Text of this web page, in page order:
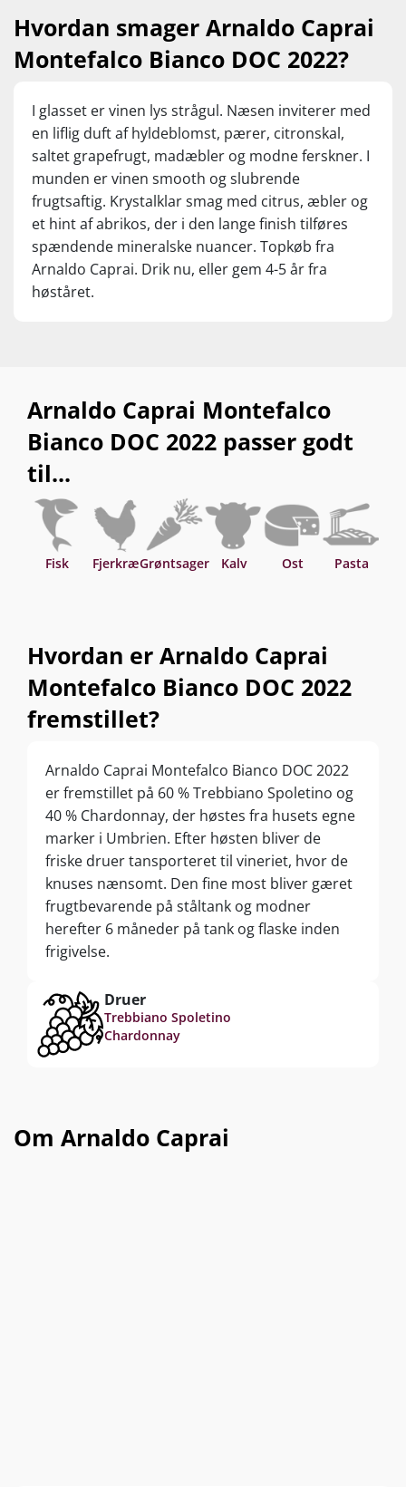
samtidig med en frisk smag af grønne æbler,
lemon og syltet citron, en vis kalket
mineralitet, lidt hvid peber samt sødme. Man
balance mellem friskhed, fedme samt fyldig
sødme og smager bare rigtigt godt. 92 point.
Forhandles afSupervin, hvor en flaske koster
149,95 kr., mens prisen er 109,95 kr. ved køb
af 6 flasker.
Hvordan smager Arnaldo Caprai
Montefalco Bianco DOC 2022?
I glasset er vinen lys strågul. Næsen inviterer med
en liflig duft af hyldeblomst, pærer, citronskal,
saltet grapefrugt, madæbler og modne ferskner. I
munden er vinen smooth og slubrende
frugtsaftig. Krystalklar smag med citrus, æbler og
et hint af abrikos, der i den lange finish tilføres
spændende mineralske nuancer. Topkøb fra
Arnaldo Caprai. Drik nu, eller gem 4-5 år fra
høståret.
Arnaldo Caprai Montefalco
Bianco DOC 2022 passer godt
til...
Fisk FjerkræGrøntsager Kalv Ost Pasta
Hvordan er Arnaldo Caprai
Montefalco Bianco DOC 2022
fremstillet?
Arnaldo Caprai Montefalco Bianco DOC 2022
er fremstillet på 60 % Trebbiano Spoletino og
40 % Chardonnay, der høstes fra husets egne
marker i Umbrien. Efter høsten bliver de
friske druer tansporteret til vineriet, hvor de
knuses nænsomt. Den fine most bliver gæret
frugtbevarende på ståltank og modner
herefter 6 måneder på tank og flaske inden
frigivelse.
Druer
Trebbiano Spoletino
Chardonnay
Om Arnaldo Caprai